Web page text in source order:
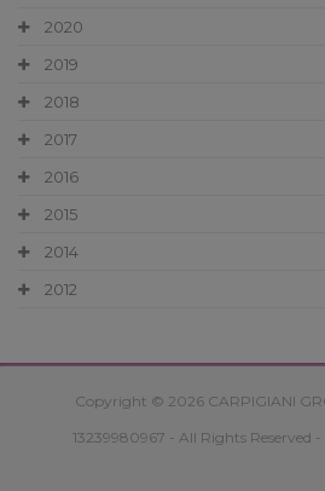
2020
2019
2018
2017
2016
2015
2014
2012
Copyright © 2026 CARPIGIANI
13239980967 - All Rights Reserved -